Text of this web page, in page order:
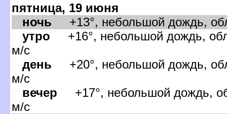
пятница, 19 июня
ночь +13°, небольшой дождь,
утро +16°, небольшой дождь,
м/с
день +20°, небольшой дождь,
м/с
ечер +17°, небольшой дождь,
м/с